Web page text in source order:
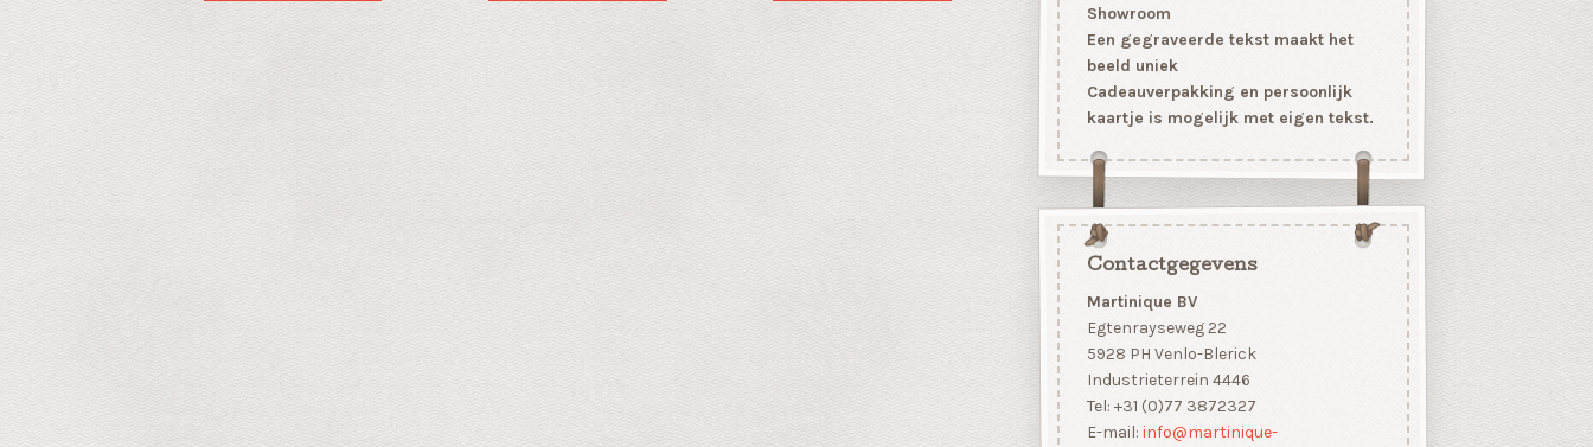
Showroom
Een gegraveerde tekst maakt het
beeld uniek
Cadeauverpakking en persoonlijk
kaartje is mogelijk met eigen tekst.
Contactgegevens
Martinique BV
Egtenrayseweg 22
5928 PH Venlo-Blerick
Industrieterrein 4446
Tel: +31 (0)77 3872327
E-mail: info@martinique-